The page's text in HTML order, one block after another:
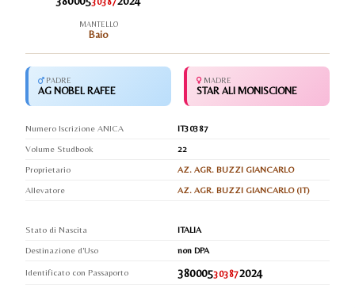
MANTELLO
Baio
PADRE
AG NOBEL RAFEE
MADRE
STAR ALI MONISCIONE
Numero Iscrizione ANICA
IT30387
Volume Studbook
22
Proprietario
AZ. AGR. BUZZI GIANCARLO
Allevatore
AZ. AGR. BUZZI GIANCARLO (IT)
Stato di Nascita
ITALIA
Destinazione d'Uso
non DPA
Identificato con Passaporto 380005303872024